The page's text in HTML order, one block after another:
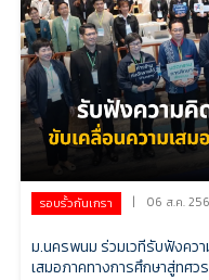
รอบรั้วกันเกรา | 06 ส.ค.
ม.นครพนม ร่วมเวทีรับฟังควา
เสมอภาคทางการศึกษาสู่ทศว